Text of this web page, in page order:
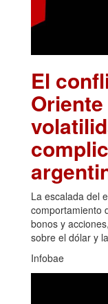
El
La escalada del
comportamiento
bonos y
sobre el dólar y
Infobae